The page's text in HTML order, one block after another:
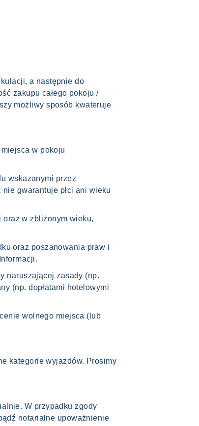
a następnie do
zakupu całego pokoju /
możliwy sposób kwateruje
w pokoju
wskazanymi przez
gwarantuje płci ani wieku
oraz w zbliżonym wieku,
oraz poszanowania praw i
naruszającej zasady (np.
(np. dopłatami hotelowymi
wolnego miejsca (lub
kategorie wyjazdów. Prosimy
W przypadku zgody
notarialne upoważnienie